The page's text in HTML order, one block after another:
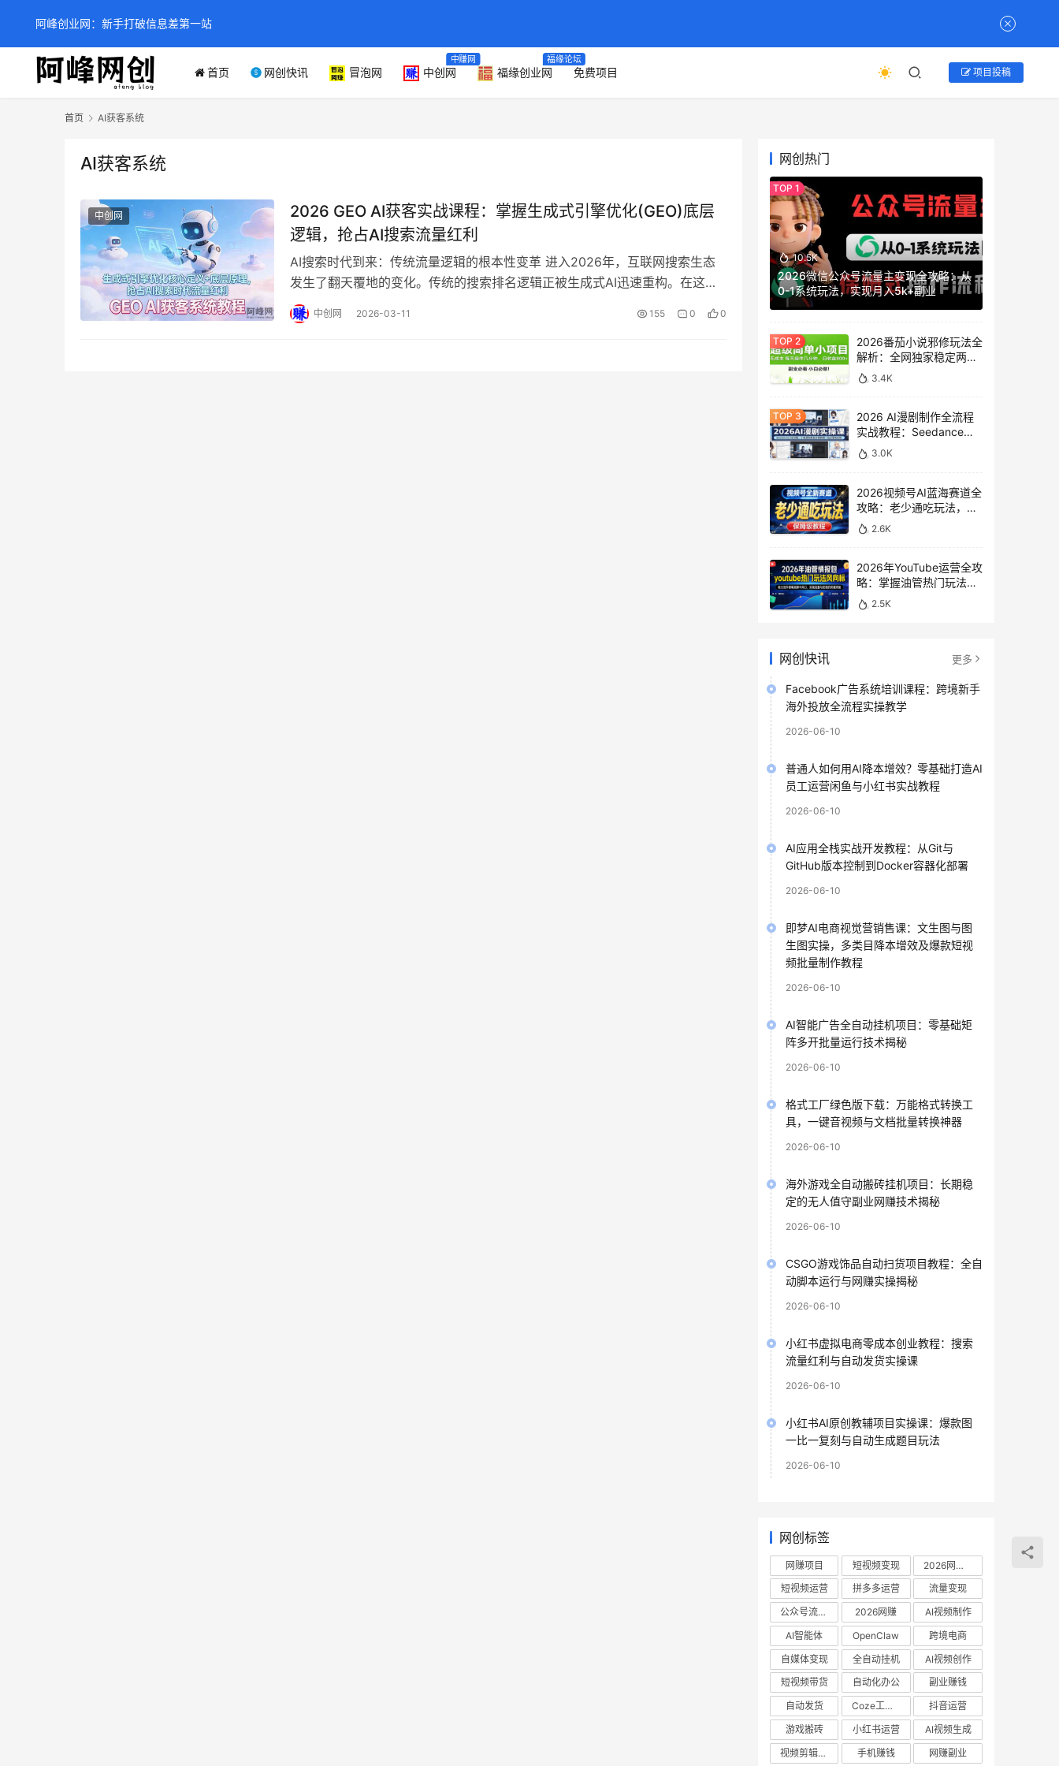
首页 网创快讯 冒泡网 中创网
中赚网
福缘创业网
福缘论坛
免费项目 项目投稿
首页 AI获客系统
AI获客系统
中创网
2026 GEO AI获客实战课程：掌握生成式引擎优化(GEO)底层
逻辑，抢占AI搜索流量红利
AI搜索时代到来：传统流量逻辑的根本性变革 进入2026年，互联网搜索生态
发生了翻天覆地的变化。传统的搜索排名逻辑正被生成式AI迅速重构。在这样
的背景下，GEO（Generativ…
中创网 2026-03-11 155 0 0
网创热门
10.5K
2026微信公众号流量主变现全攻略：从
0-1系统玩法，实现月入5k+副业
2026番茄小说邪修玩法全
解析：全网独家稳定两年
老项目，助你日赚
500+稿费收益
3.4K
2026 AI漫剧制作全流程
实战教程：Seedance
2.0即梦视频生成与小说
授权教学
3.0K
2026视频号AI蓝海赛道全
攻略：老少通吃玩法，零
基础保姆级副业增收教程
2.6K
2026年YouTube运营全攻
略：掌握油管热门玩法风
向标，实现流量变现双重
突破
2.5K
网创快讯 更多
Facebook广告系统培训课程：跨境新手
海外投放全流程实操教学
2026-06-10
普通人如何用AI降本增效？零基础打造AI
员工运营闲鱼与小红书实战教程
2026-06-10
AI应用全栈实战开发教程：从Git与
GitHub版本控制到Docker容器化部署
2026-06-10
即梦AI电商视觉营销售课：文生图与图
生图实操，多类目降本增效及爆款短视
频批量制作教程
2026-06-10
AI智能广告全自动挂机项目：零基础矩
阵多开批量运行技术揭秘
2026-06-10
格式工厂绿色版下载：万能格式转换工
具，一键音视频与文档批量转换神器
2026-06-10
海外游戏全自动搬砖挂机项目：长期稳
定的无人值守副业网赚技术揭秘
2026-06-10
CSGO游戏饰品自动扫货项目教程：全自
动脚本运行与网赚实操揭秘
2026-06-10
小红书虚拟电商零成本创业教程：搜索
流量红利与自动发货实操课
2026-06-10
小红书AI原创教辅项目实操课：爆款图
一比一复刻与自动生成题目玩法
2026-06-10
网创标签
网赚项目 短视频变现
2026网赚项目
短视频运营
拼多多运营
流量变现
公众号流量主
2026网赚
AI视频制作
AI智能体
OpenClaw
跨境电商
自媒体变现
全自动挂机
AI视频创作
短视频带货
自动化办公
副业赚钱
自动发货
Coze工作流
抖音运营
游戏搬砖
小红书运营
AI视频生成
视频剪辑教程
手机赚钱 网赚副业
阿峰创业网：新手打破信息差第一站